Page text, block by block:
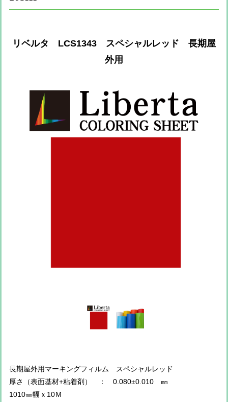
リベルタ LCS1343 スペシャルレッド 長期屋
外用
長期屋外用マーキングフィルム スペシャルレッド
厚さ（表面基材+粘着剤） ： 0.080±0.010 ㎜
1010㎜幅ｘ10Ｍ